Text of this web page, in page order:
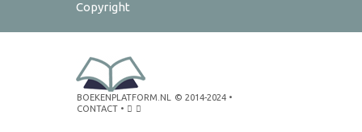
Copyright
BOEKENPLATFORM.NL © 2014-2024 •
CONTACT •